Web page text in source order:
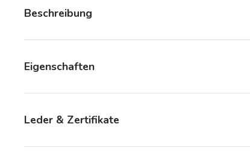
Beschreibung
Eigenschaften
Leder & Zertifikate